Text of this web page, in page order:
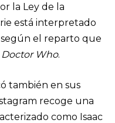
la Ley de la
está interpretado
el reparto que
Doctor Who.
también en sus
recoge una
como Isaac